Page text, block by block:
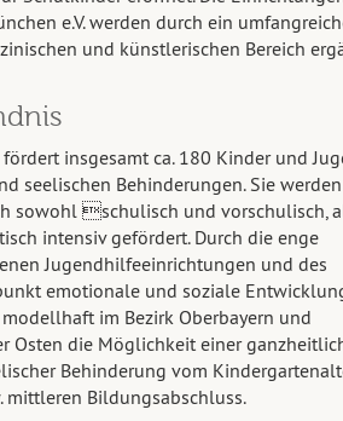
e.V. werden durch ein
und künstlerischen Bereich
insgesamt ca. 180 Kinder und
seelischen Behinderungen. Sie
sowohl schulisch und vorschulisch,
intensiv gefördert. Durch die enge
Jugendhilfeeinrichtungen und des
emotionale und soziale
im Bezirk Oberbayern und
Osten die Möglichkeit einer
Behinderung vom
mittleren Bildungsabschluss.